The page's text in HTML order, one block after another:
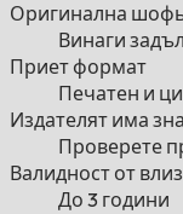
Оригинална
Винаги
Приет формат
Печатен и
Издателят има
Проверете
Валидност от
До 3 години